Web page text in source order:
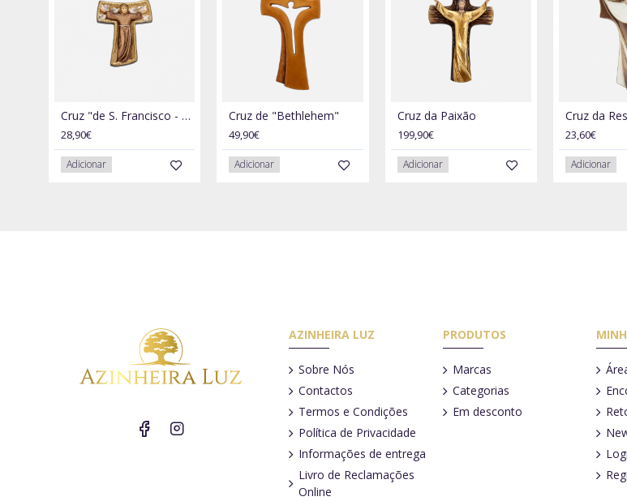
Cruz "de S. Francisco - Tao"
28,90€
Adicionar
Cruz de "Bethlehem"
49,90€
Adicionar
Cruz da Paixão
199,90€
Adicionar
Cruz da
23,60€
Adicionar
AZINHEIRA LUZ
Sobre Nós
Contactos
Termos e Condições
Política de Privacidade
Informações de entrega
Livro de Reclamações
Online
PRODUTOS
Marcas
Categorias
Em desconto